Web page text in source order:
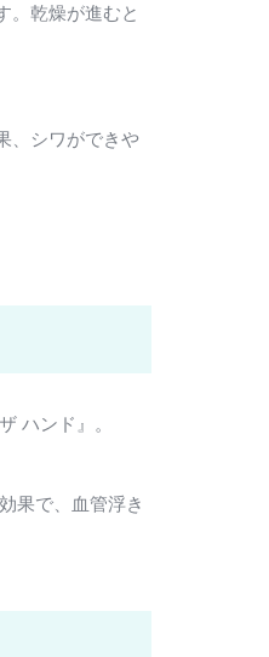
。乾燥が進むと
、シワができや
ハンド』。
果で、血管浮き